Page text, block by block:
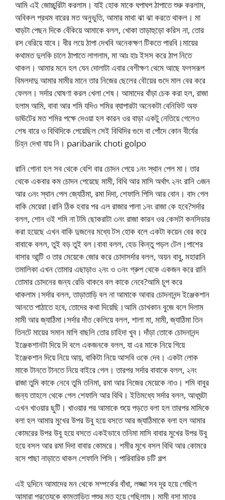
আমি এই জোচ্চুরিটা করলাম। যাই হোক মাকে ঘপাঘপ ঠাপাতে শুরু করলাম,
অবিকল প্রথম বারের মত অনুভুতি, আমার মাথা ঝা ঝা করতে থাকল। মা
ঘাড়টা পেছন দিকে বেঁকিয়ে আমাকে বলল, খোকা তাড়াহুড়ো করিস না, তোর
রস বেরিয়ে যাবে। ধীর লয়ে ঠাপা দেখবি অনেকক্ষণ টিকতে পারবি।মায়ের
কথামত দুলকি চালে ঠাপাতে লাগলাম, মা আঃ হাঃ ইসস করে ঠাপ নিতে
থাকল। আমার মনে হল যেন দোলাটা এবার বেশীক্ষণ থেমে আছে ফলসরূপ
বিমলদাদু আমার মামীর মানে তার নিজের ছেলের বৌয়ের গুদে মাল বের করে
ফেলল। সর্দার ঘোষণা করল খেলা শেষ। আমাদের বাঁড়া চেক করা হল, রাজা
হলাম আমি, বাবা আর শমি যদিও শমির ব্যাপারটা অনেকটা বেনিফিট অফ
ডাঊটের মত শমির পক্ষে দেওয়া হল কারন ওর বাড়া একটু নেতিয়ে গেলেও
শেষ বারে ও বিথিদিকে পেয়েছিল সেই বিথিদির গুদে বা পোঁদে কোন বীর্যের
চিহ্ন দেখা যায় নি। paribarik choti golpo
রানি গোনা হল সব থেকে বেশি বার চোদন পেয়ে ১নং স্থান পেল মা। তার
থেকে একবার কম চোদন পেয়েছে মামী, বিথি আর মাসি অর্থাৎ ২নং রানি ৩জন
আর ৩নং স্থান পেল জ্যেঠিমা, রমা দিদা, শেফালি পিসি আর বোন। বাদ গেল
বাকি মেয়েরা।রানি ঠিক হবার পর এল রাজার পালা ১নং রাজা কে হবে?সর্দার
বলল, শোন ওই শমি না টমি ছোকরাটা ৩নং রাজা কারন ওর কেসটা কনসিডার
করা হয়েছে এখন বাকি দুজনের মধ্যে টস হোক বলে একটা কয়েন বের করে
বাবাকে বলল, তুই বড় তুই বল।বাবা বলল, হেড কিন্তু পড়ল টেল।পাশের
বাসার আন্টি ও তার মেয়েকে জোর করে চোদাসর্দার বলল, অয়ন বাবু, মহারানি
তমালিকা এখন তোমার এছাড়াও ২নং ও ৩নং গ্রুপ থেকে একজন করে রানি
তোমার চোদনের জন্য রেডি থাকবে বল কাকে নেবে?আমি চুপ করে
থাকলাম।সর্দার বলল, তাড়াতাড়ি বল না আমাকে আবার চোদনানন্দ ইঞ্জেকশান
আনতে পাঠাতে হবে, তোদের কথা দিয়েছি।আমি চোখকান বুজে বলে দিলাম
মামী আর জ্যাঠিমা।সর্দার দাঁত কেলিয়ে বলল, শালা মা, মামী, জ্যাঠিমা তিন
তিনটে মায়ের সমান মাগি বাছলি তোর চাহিদা খুব। দাঁড়া তোকে চোদনানন্দ
ইঞ্জেকশানটা দিয়ে দি বলে একজনকে বলল, যা এর মাকে নিয়ে গিয়ে
ইঞ্জেকশান দিয়ে নিয়ে আয়, বাকিটা নিয়ে আসবি ওকে দেব। একটা লোক
মাকে টানতে টানতে নিয়ে বাইরে গেল। তারপর সর্দার বাবাকে বলল, ২নং
রাজা তুমি কাকে নেবে তুমি তনিমা, রমা আর নিজের মেয়েকে নাও। শমি বাবুর
জন্য তাহলে থেকে গেল শেফালি আর বিথি। ইতিমধ্যে সর্দার বলল, আধঘন্টা
এখন খাওয়ার ছুটি। খাওয়ার পর আমাকে শুয়ে পড়তে বলা হল তারপর মামিকে
বলা হল আমার মুখের উপর উবু হয়ে বসতে আর জ্যাঠিমাকে বলা হল আমার
কোমরের উপর উবু হয়ে বসতে একইভাবে তনিমা মাসি বাবার মুখের উপর উবু
হয়ে বসল আর রমা দিদা বাবার কোমরে। শমীর মুখে বসল বিথি আর কোমরে
বসে পাছা নাড়াতে থাকল শেফালি পিসি। পারিবারিক চটি গল্প
এই দুদিনে আমাদের মন থেকে সম্পর্কের বাঁধা, লজ্জা সব দূর হয়ে গেছিল
আমারা প্রত্যেকে কামতাড়িত পশুর মত হয়ে গেছিলাম। মামী বসা মাত্র